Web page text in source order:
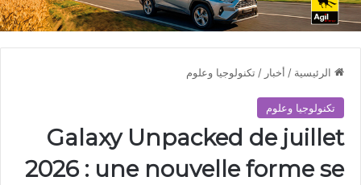
الرئيسية / أخبار / تكنولوجيا وعلوم
تكنولوجيا وعلوم
Galaxy Unpacked de juillet
2026 : une nouvelle forme se